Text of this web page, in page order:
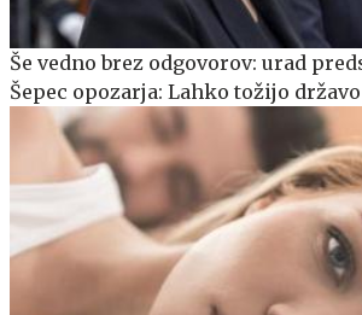
Še vedno brez odgovorov: urad
Šepec opozarja: Lahko tožijo državo